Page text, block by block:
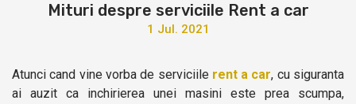
Mituri despre serviciile Rent a car
1 Jul. 2021
Atunci cand vine vorba de serviciile rent a car, cu siguranta
ai auzit ca inchirierea unei masini este prea scumpa,